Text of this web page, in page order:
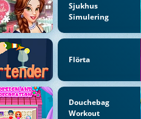
Sjukhus
Simulering
Flörta
Douchebag
Workout